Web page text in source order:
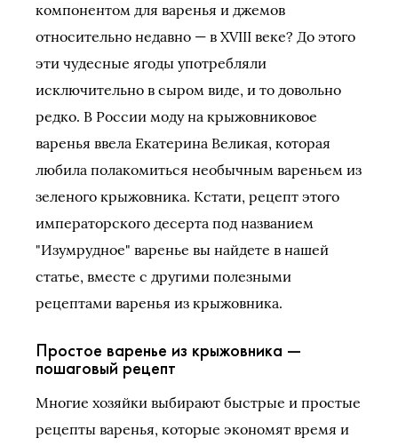
компонентом для варенья и джемов
относительно недавно — в XVIII веке? До этого
эти чудесные ягоды употребляли
исключительно в сыром виде, и то довольно
редко. В России моду на крыжовниковое
варенья ввела Екатерина Великая, которая
любила полакомиться необычным вареньем из
зеленого крыжовника. Кстати, рецепт этого
императорского десерта под названием
"Изумрудное" варенье вы найдете в нашей
статье, вместе с другими полезными
рецептами варенья из крыжовника.
Простое варенье из крыжовника —
пошаговый рецепт
Многие хозяйки выбирают быстрые и простые
рецепты варенья, которые экономят время и